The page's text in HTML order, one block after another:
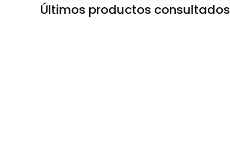
Últimos productos consultados